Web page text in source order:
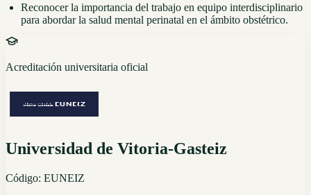
Reconocer la importancia del trabajo en equipo interdisciplinario
para abordar la salud mental perinatal en el ámbito obstétrico.
Acreditación universitaria oficial
Universidad de Vitoria-Gasteiz
Código: EUNEIZ